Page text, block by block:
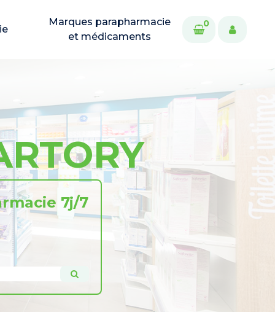
Marques parapharmacie
et médicaments
0
7j/7